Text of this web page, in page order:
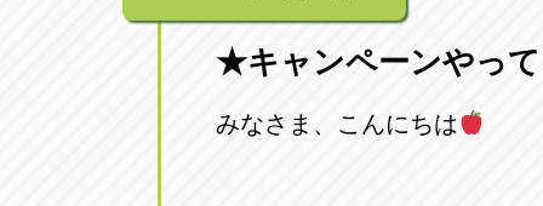
アップル
0586-28-
アップル
アップル一宮22号店
愛知県一宮市朝日3-4-12
アップル春日井店
★キャンペーンやっ
みなさま、こんにちは